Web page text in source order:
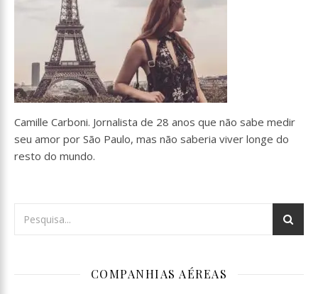
Camille Carboni. Jornalista de 28 anos que não sabe medir
seu amor por São Paulo, mas não saberia viver longe do
resto do mundo.
COMPANHIAS AÉREAS